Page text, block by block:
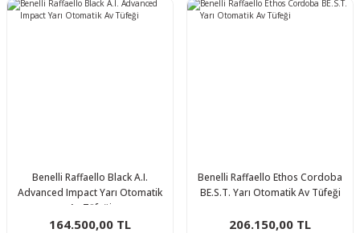
Benelli Raffaello Black A.I.
Advanced Impact Yarı Otomatik
Av Tüfeği
164.500,00 TL
Benelli Raffaello Ethos Cordoba
BE.S.T. Yarı Otomatik Av Tüfeği
206.150,00 TL